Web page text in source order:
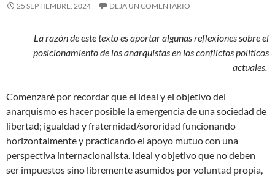
25 SEPTIEMBRE, 2024 DEJA UN COMENTARIO
La razón de este texto es aportar algunas reflexiones sobre el
posicionamiento de los anarquistas en los conflictos políticos
actuales.
Comenzaré por recordar que el ideal y el objetivo del
anarquismo es hacer posible la emergencia de una sociedad de
libertad; igualdad y fraternidad/sororidad funcionando
horizontalmente y practicando el apoyo mutuo con una
perspectiva internacionalista. Ideal y objetivo que no deben
ser impuestos sino libremente asumidos por voluntad propia,